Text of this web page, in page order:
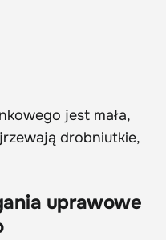
jest mała,
drobniutkie,
uprawowe